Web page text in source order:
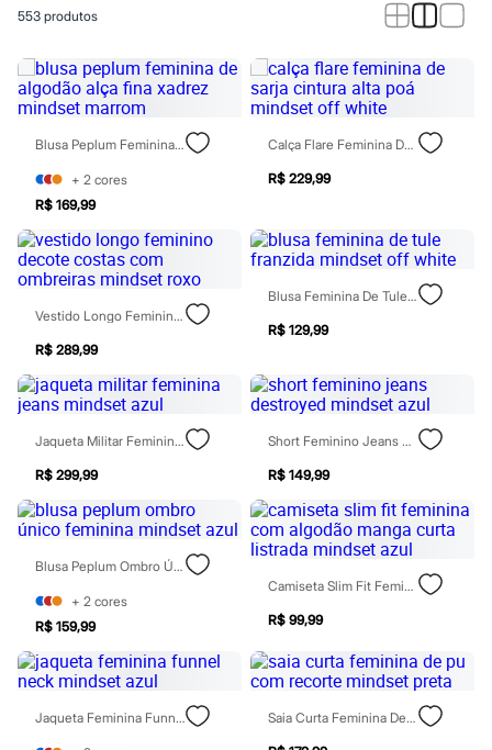
Casacos e Jaquetas
Macacões
Saias
Shorts e Bermudas
Vestidos
Acessórios
Bonés e Chapéus
Bijoux
Óculos
Relógios
Calçados
Chinelos
Rasteirinhas
Sandálias
Sapatilhas
Tênis
Marcas
City
Mindset
Sawary
Yessica
Moda esportiva
Acessórios
Blusas
Calçados
Leggings
Shorts e Bermudas
Tops
Moda íntima
Calcinhas
Cintas e Modeladores
553 produtos
Blusa Peplum Feminina De Algodão Alça Fina Xadrez Mindset Marrom
+ 2 cores
R$ 169,99
Calça Flare Feminina De Sarja Cintura Alta Poá Mindset Off White
R$ 229,99
Vestido Longo Feminino Decote Costas Com Ombreiras Mindset Roxo
R$ 289,99
Blusa Feminina De Tule Franzida Mindset Off White
R$ 129,99
Jaqueta Militar Feminina Jeans Mindset Azul
R$ 299,99
Short Feminino Jeans Destroyed Mindset Azul
R$ 149,99
Blusa Peplum Ombro Único Feminina Mindset Azul
+ 2 cores
R$ 159,99
Camiseta Slim Fit Feminina Com Algodão Manga Curta Listrada Mindset Azul
R$ 99,99
Jaqueta Feminina Funnel Neck Mindset Azul Saia Curta Feminina De Pu Com Recorte Mindset Preta